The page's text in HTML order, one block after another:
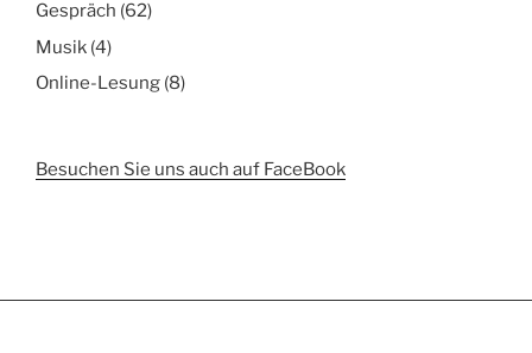
Gespräch (62)
Musik (4)
Online-Lesung (8)
Besuchen Sie uns auch auf FaceBook